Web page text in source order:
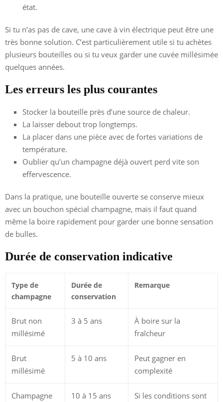
état.
Si tu n’as pas de cave, une cave à vin électrique peut être une
très bonne solution. C’est particulièrement utile si tu achètes
plusieurs bouteilles ou si tu veux garder une cuvée millésimée
quelques années.
Les erreurs les plus courantes
Stocker la bouteille près d’une source de chaleur.
La laisser debout trop longtemps.
La placer dans une pièce avec de fortes variations de
température.
Oublier qu’un champagne déjà ouvert perd vite son
effervescence.
Dans la pratique, une bouteille ouverte se conserve mieux
avec un bouchon spécial champagne, mais il faut quand
même la boire rapidement pour garder une bonne sensation
de bulles.
Durée de conservation indicative
Type de
champagne
Durée de
conservation
Remarque
Brut non
millésimé
3 à 5 ans
À boire sur la
fraîcheur
Brut
millésimé
5 à 10 ans
Peut gagner en
complexité
Champagne
10 à 15 ans
Si les conditions sont